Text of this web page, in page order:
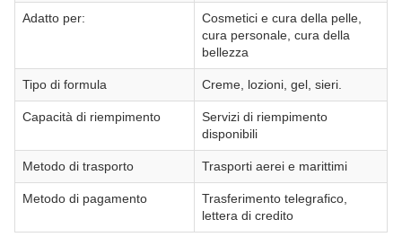
Adatto per:
Cosmetici e cura della pelle,
cura personale, cura della
bellezza
Tipo di formula Creme, lozioni, gel, sieri.
Capacità di riempimento
Servizi di riempimento
disponibili
Metodo di trasporto Trasporti aerei e marittimi
Metodo di pagamento
Trasferimento telegrafico,
lettera di credito